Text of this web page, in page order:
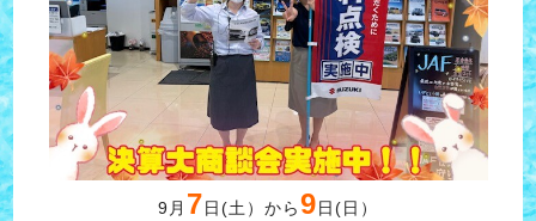
9月 7日(土）から9日(日）